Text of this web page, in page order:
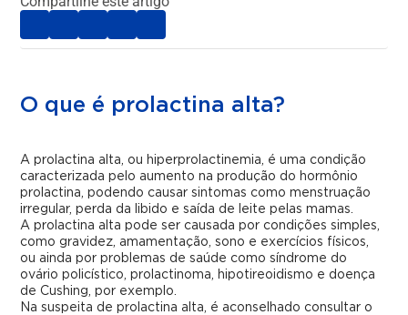
O que é prolactina alta?
A prolactina alta, ou hiperprolactinemia, é uma condição
caracterizada pelo aumento na produção do hormônio
prolactina, podendo causar sintomas como menstruação
irregular, perda da libido e saída de leite pelas mamas.
A prolactina alta pode ser causada por condições simples,
como gravidez, amamentação, sono e exercícios físicos,
ou ainda por problemas de saúde como síndrome do
ovário policístico, prolactinoma, hipotireoidismo e doença
de Cushing, por exemplo.
Na suspeita de prolactina alta, é aconselhado consultar o